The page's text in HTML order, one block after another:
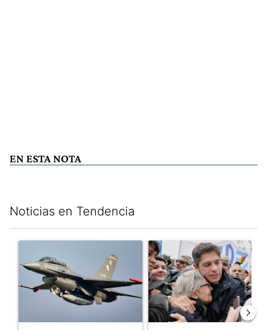
EN ESTA NOTA
Noticias en Tendencia
Un artículo de tendencia con el título "Los aviones F 16
Un artículo de tendencia con